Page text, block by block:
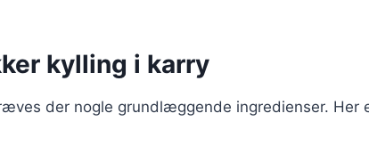
kylling i karry
der nogle grundlæggende ingredienser. Her